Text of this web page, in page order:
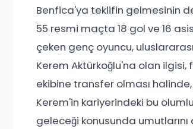
Benfica'ya teklifin gelmesinin
55 resmi maçta 18 gol ve 16
çeken genç oyuncu,
Kerem Aktürkoğlu'na olan ilgisi,
ekibine transfer olması
Kerem'in kariyerindeki bu
geleceği konusunda